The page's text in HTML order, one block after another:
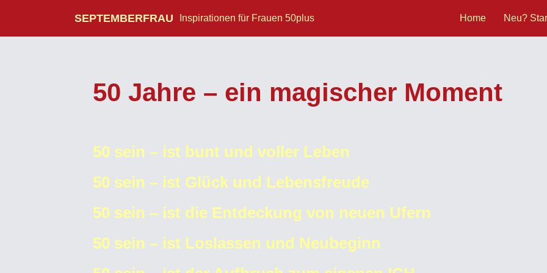
SEPTEMBERFRAU Inspirationen für Frauen 50plus Home Neu?
50 Jahre – ein magischer Moment
50 sein – ist bunt und voller Leben
50 sein – ist Glück und Lebensfreude
50 sein – ist die Entdeckung von neuen Ufern
50 sein – ist Loslassen und Neubeginn